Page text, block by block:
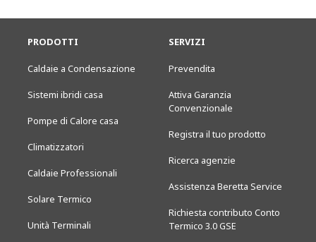
PRODOTTI
Caldaie a Condensazione
Sistemi ibridi casa
Pompe di Calore casa
Climatizzatori
Caldaie Professionali
Solare Termico
Unità Terminali
SERVIZI
Prevendita
Attiva Garanzia
Convenzionale
Registra il tuo prodotto
Ricerca agenzie
Assistenza Beretta Service
Richiesta contributo Conto
Termico 3.0 GSE